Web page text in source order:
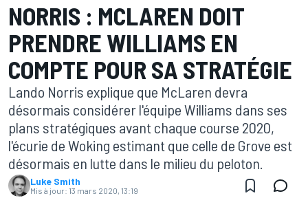
NORRIS : MCLAREN DOIT
PRENDRE WILLIAMS EN
COMPTE POUR SA STRATÉGIE
Lando Norris explique que McLaren devra
désormais considérer l'équipe Williams dans ses
plans stratégiques avant chaque course 2020,
l'écurie de Woking estimant que celle de Grove est
désormais en lutte dans le milieu du peloton.
Luke Smith
Mis à jour: 13 mars 2020, 13:19